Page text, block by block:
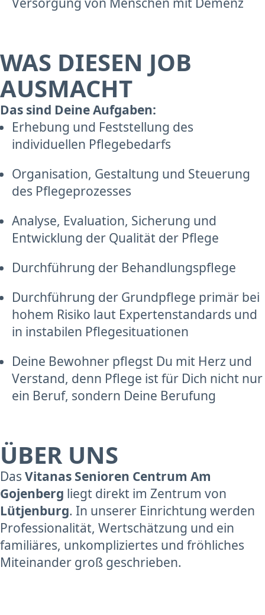
WAS DIESEN JOB
AUSMACHT
Das sind Deine Aufgaben:
Erhebung und Feststellung des
individuellen Pflegebedarfs
Organisation, Gestaltung und Steuerung
des Pflegeprozesses
Analyse, Evaluation, Sicherung und
Entwicklung der Qualität der Pflege
Durchführung der Behandlungspflege
Durchführung der Grundpflege primär bei
hohem Risiko laut Expertenstandards und
in instabilen Pflegesituationen
Deine Bewohner pflegst Du mit Herz und
Verstand, denn Pflege ist für Dich nicht nur
ein Beruf, sondern Deine Berufung
ÜBER UNS
Das Vitanas Senioren Centrum Am
Gojenberg liegt direkt im Zentrum von
Lütjenburg. In unserer Einrichtung werden
Professionalität, Wertschätzung und ein
familiäres, unkompliziertes und fröhliches
Miteinander groß geschrieben.